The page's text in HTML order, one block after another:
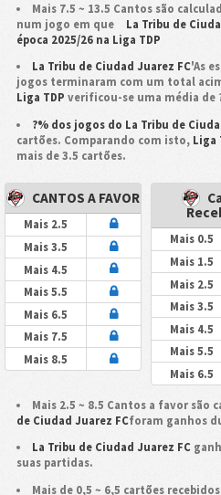
Mais 7.5 ~ 13.5 Cantos são
num jogo em que La Tribu de
época 2025/26 na Liga TDP
La Tribu de Ciudad Juarez FC'As
jogos terminaram com um total
Liga TDP verificou-se uma média de
?% dos jogos do La Tribu de
cartões. Comparando com isto, Liga
mais de 3.5 cartões.
CANTOS A FAVOR
Mais 2.5
Mais 3.5
Mais 4.5
Mais 5.5
Mais 6.5
Mais 7.5
Mais 8.5
Mais 0.5
Mais 1.5
Mais 2.5
Mais 3.5
Mais 4.5
Mais 5.5
Mais 6.5
Mais 2.5 ~ 8.5 Cantos a favor são
de Ciudad Juarez FCforam ganhos
La Tribu de Ciudad Juarez FC
suas partidas.
Mais de 0,5 ~ 6,5 cartões